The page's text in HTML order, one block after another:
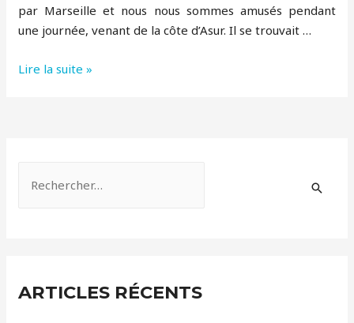
par Marseille et nous nous sommes amusés pendant
une journée, venant de la côte d’Asur. Il se trouvait …
Je
R.M.
Lire la suite »
r
ARTICLES RÉCENTS